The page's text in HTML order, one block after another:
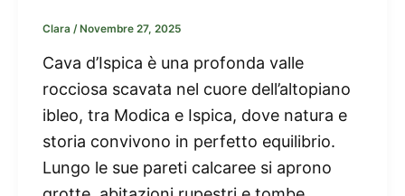
Clara /Novembre 27, 2025
Cava d’Ispica è una profonda valle
rocciosa scavata nel cuore dell’altopiano
ibleo, tra Modica e Ispica, dove natura e
storia convivono in perfetto equilibrio.
Lungo le sue pareti calcaree si aprono